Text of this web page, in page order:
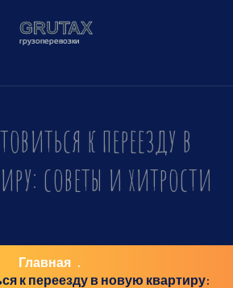
к переезду в
советы и хитрости
Главная
к переезду в новую квартиру: